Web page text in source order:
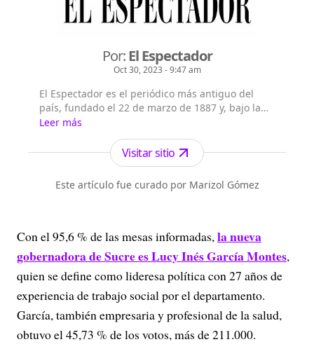
Por:El Espectador
Oct 30, 2023 - 9:47 am
El Espectador es el periódico más antiguo del
país, fundado el 22 de marzo de 1887 y, bajo la
dirección de Fidel Cano, es considerado uno de
los periódicos más serios y profesionales por su
independencia, credibilidad y objetividad.
Leer más
Visitar sitio
Este artículo fue curado por Marizol Gómez
Con el 95,6 % de las mesas informadas,la nueva
gobernadora de Sucre es Lucy Inés García Montes,
quien se define como lideresa política con 27 años de
experiencia de trabajo social por el departamento.
García, también empresaria y profesional de la salud,
obtuvo el 45,73 % de los votos, más de 211.000.